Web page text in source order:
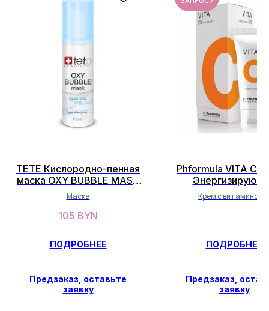
TETE Кислородно-пенная
маска OXY BUBBLE MASK
30 мл
Маска
105 BYN
ПОДРОБНЕЕ
Предзаказ, оставьте
заявку
Phformula VITA C
увлажняющий
витамином С
Крем с витамином
ПОДРОБНЕЕ
Предзаказ,
заявку
ОСТАЛИСЬ ВОПРОСЫ?
НЕ НАШЛИ НУЖНЫЙ ТОВАР?
Оставьте свои данные, и мы
вскоре свяжемся с вами